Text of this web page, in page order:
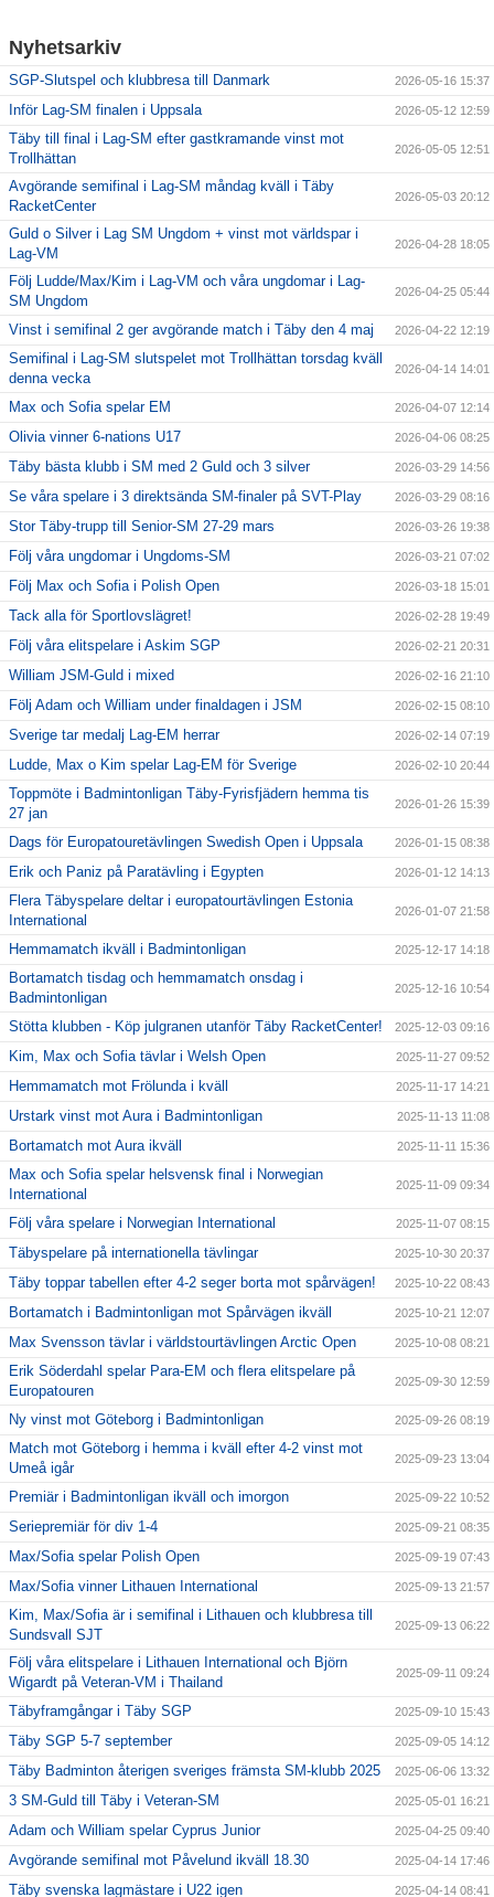
Nyhetsarkiv
SGP-Slutspel och klubbresa till Danmark 2026-05-16 15:37
Inför Lag-SM finalen i Uppsala 2026-05-12 12:59
Täby till final i Lag-SM efter gastkramande vinst mot
Trollhättan
2026-05-05 12:51
Avgörande semifinal i Lag-SM måndag kväll i Täby
RacketCenter
2026-05-03 20:12
Guld o Silver i Lag SM Ungdom + vinst mot världspar i
Lag-VM
2026-04-28 18:05
Följ Ludde/Max/Kim i Lag-VM och våra ungdomar i Lag-
SM Ungdom
2026-04-25 05:44
Vinst i semifinal 2 ger avgörande match i Täby den 4 maj 2026-04-22 12:19
Semifinal i Lag-SM slutspelet mot Trollhättan torsdag kväll
denna vecka
2026-04-14 14:01
Max och Sofia spelar EM 2026-04-07 12:14
Olivia vinner 6-nations U17 2026-04-06 08:25
Täby bästa klubb i SM med 2 Guld och 3 silver 2026-03-29 14:56
Se våra spelare i 3 direktsända SM-finaler på SVT-Play 2026-03-29 08:16
Stor Täby-trupp till Senior-SM 27-29 mars 2026-03-26 19:38
Följ våra ungdomar i Ungdoms-SM 2026-03-21 07:02
Följ Max och Sofia i Polish Open 2026-03-18 15:01
Tack alla för Sportlovslägret! 2026-02-28 19:49
Följ våra elitspelare i Askim SGP 2026-02-21 20:31
William JSM-Guld i mixed 2026-02-16 21:10
Följ Adam och William under finaldagen i JSM 2026-02-15 08:10
Sverige tar medalj Lag-EM herrar 2026-02-14 07:19
Ludde, Max o Kim spelar Lag-EM för Sverige 2026-02-10 20:44
Toppmöte i Badmintonligan Täby-Fyrisfjädern hemma tis
27 jan
2026-01-26 15:39
Dags för Europatouretävlingen Swedish Open i Uppsala 2026-01-15 08:38
Erik och Paniz på Paratävling i Egypten 2026-01-12 14:13
Flera Täbyspelare deltar i europatourtävlingen Estonia
International
2026-01-07 21:58
Hemmamatch ikväll i Badmintonligan 2025-12-17 14:18
Bortamatch tisdag och hemmamatch onsdag i
Badmintonligan
2025-12-16 10:54
Stötta klubben - Köp julgranen utanför Täby RacketCenter! 2025-12-03 09:16
Kim, Max och Sofia tävlar i Welsh Open 2025-11-27 09:52
Hemmamatch mot Frölunda i kväll 2025-11-17 14:21
Urstark vinst mot Aura i Badmintonligan 2025-11-13 11:08
Bortamatch mot Aura ikväll 2025-11-11 15:36
Max och Sofia spelar helsvensk final i Norwegian
International
2025-11-09 09:34
Följ våra spelare i Norwegian International 2025-11-07 08:15
Täbyspelare på internationella tävlingar 2025-10-30 20:37
Täby toppar tabellen efter 4-2 seger borta mot spårvägen! 2025-10-22 08:43
Bortamatch i Badmintonligan mot Spårvägen ikväll 2025-10-21 12:07
Max Svensson tävlar i världstourtävlingen Arctic Open 2025-10-08 08:21
Erik Söderdahl spelar Para-EM och flera elitspelare på
Europatouren
2025-09-30 12:59
Ny vinst mot Göteborg i Badmintonligan 2025-09-26 08:19
Match mot Göteborg i hemma i kväll efter 4-2 vinst mot
Umeå igår
2025-09-23 13:04
Premiär i Badmintonligan ikväll och imorgon 2025-09-22 10:52
Seriepremiär för div 1-4 2025-09-21 08:35
Max/Sofia spelar Polish Open 2025-09-19 07:43
Max/Sofia vinner Lithauen International 2025-09-13 21:57
Kim, Max/Sofia är i semifinal i Lithauen och klubbresa till
Sundsvall SJT
2025-09-13 06:22
Följ våra elitspelare i Lithauen International och Björn
Wigardt på Veteran-VM i Thailand
2025-09-11 09:24
Täbyframgångar i Täby SGP 2025-09-10 15:43
Täby SGP 5-7 september 2025-09-05 14:12
Täby Badminton återigen sveriges främsta SM-klubb 2025 2025-06-06 13:32
3 SM-Guld till Täby i Veteran-SM 2025-05-01 16:21
Adam och William spelar Cyprus Junior 2025-04-25 09:40
Avgörande semifinal mot Påvelund ikväll 18.30 2025-04-14 17:46
Täby svenska lagmästare i U22 igen 2025-04-14 08:41